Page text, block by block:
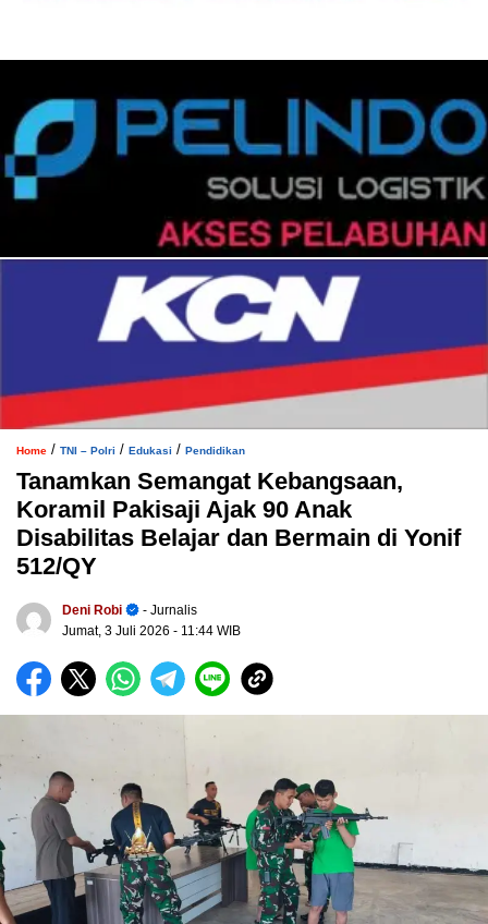
Home / TNI – Polri / Edukasi / Pendidikan
Tanamkan Semangat Kebangsaan,
Koramil Pakisaji Ajak 90 Anak
Disabilitas Belajar dan Bermain di Yonif
512/QY
Deni Robi
- Jurnalis
Jumat, 3 Juli 2026 - 11:44 WIB